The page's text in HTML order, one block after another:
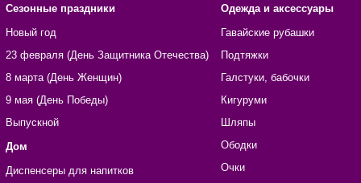
Сезонные праздники
Новый год
23 февраля (День Защитника Отечества)
8 марта (День Женщин)
9 мая (День Победы)
Выпускной
Дом
Диспенсеры для напитков
Одежда и аксессуары
Гавайские рубашки
Подтяжки
Галстуки, бабочки
Кигуруми
Шляпы
Ободки
Очки